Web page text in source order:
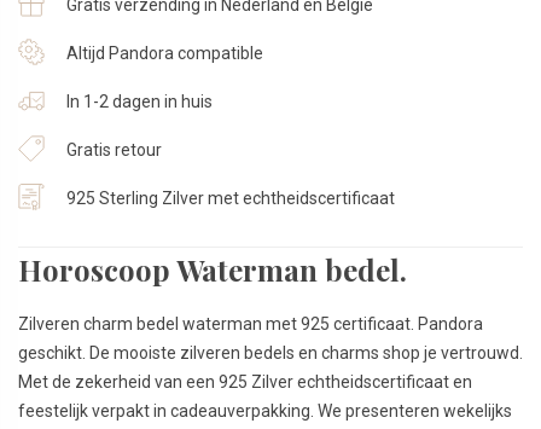
925
Zilver
aantal
Gratis verzending in Nederland en België
Altijd Pandora compatible
In 1-2 dagen in huis
Gratis retour
925 Sterling Zilver met echtheidscertificaat
Horoscoop Waterman bedel.
Zilveren charm bedel waterman met 925 certificaat. Pandora
geschikt. De mooiste zilveren bedels en charms shop je vertrouwd.
Met de zekerheid van een 925 Zilver echtheidscertificaat en
feestelijk verpakt in cadeauverpakking. We presenteren wekelijks